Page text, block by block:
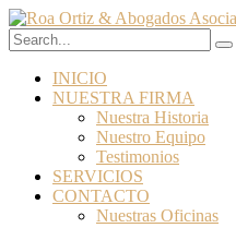
INICIO
NUESTRA FIRMA
Nuestra Historia
Nuestro Equipo
Testimonios
SERVICIOS
CONTACTO
Nuestras Oficinas